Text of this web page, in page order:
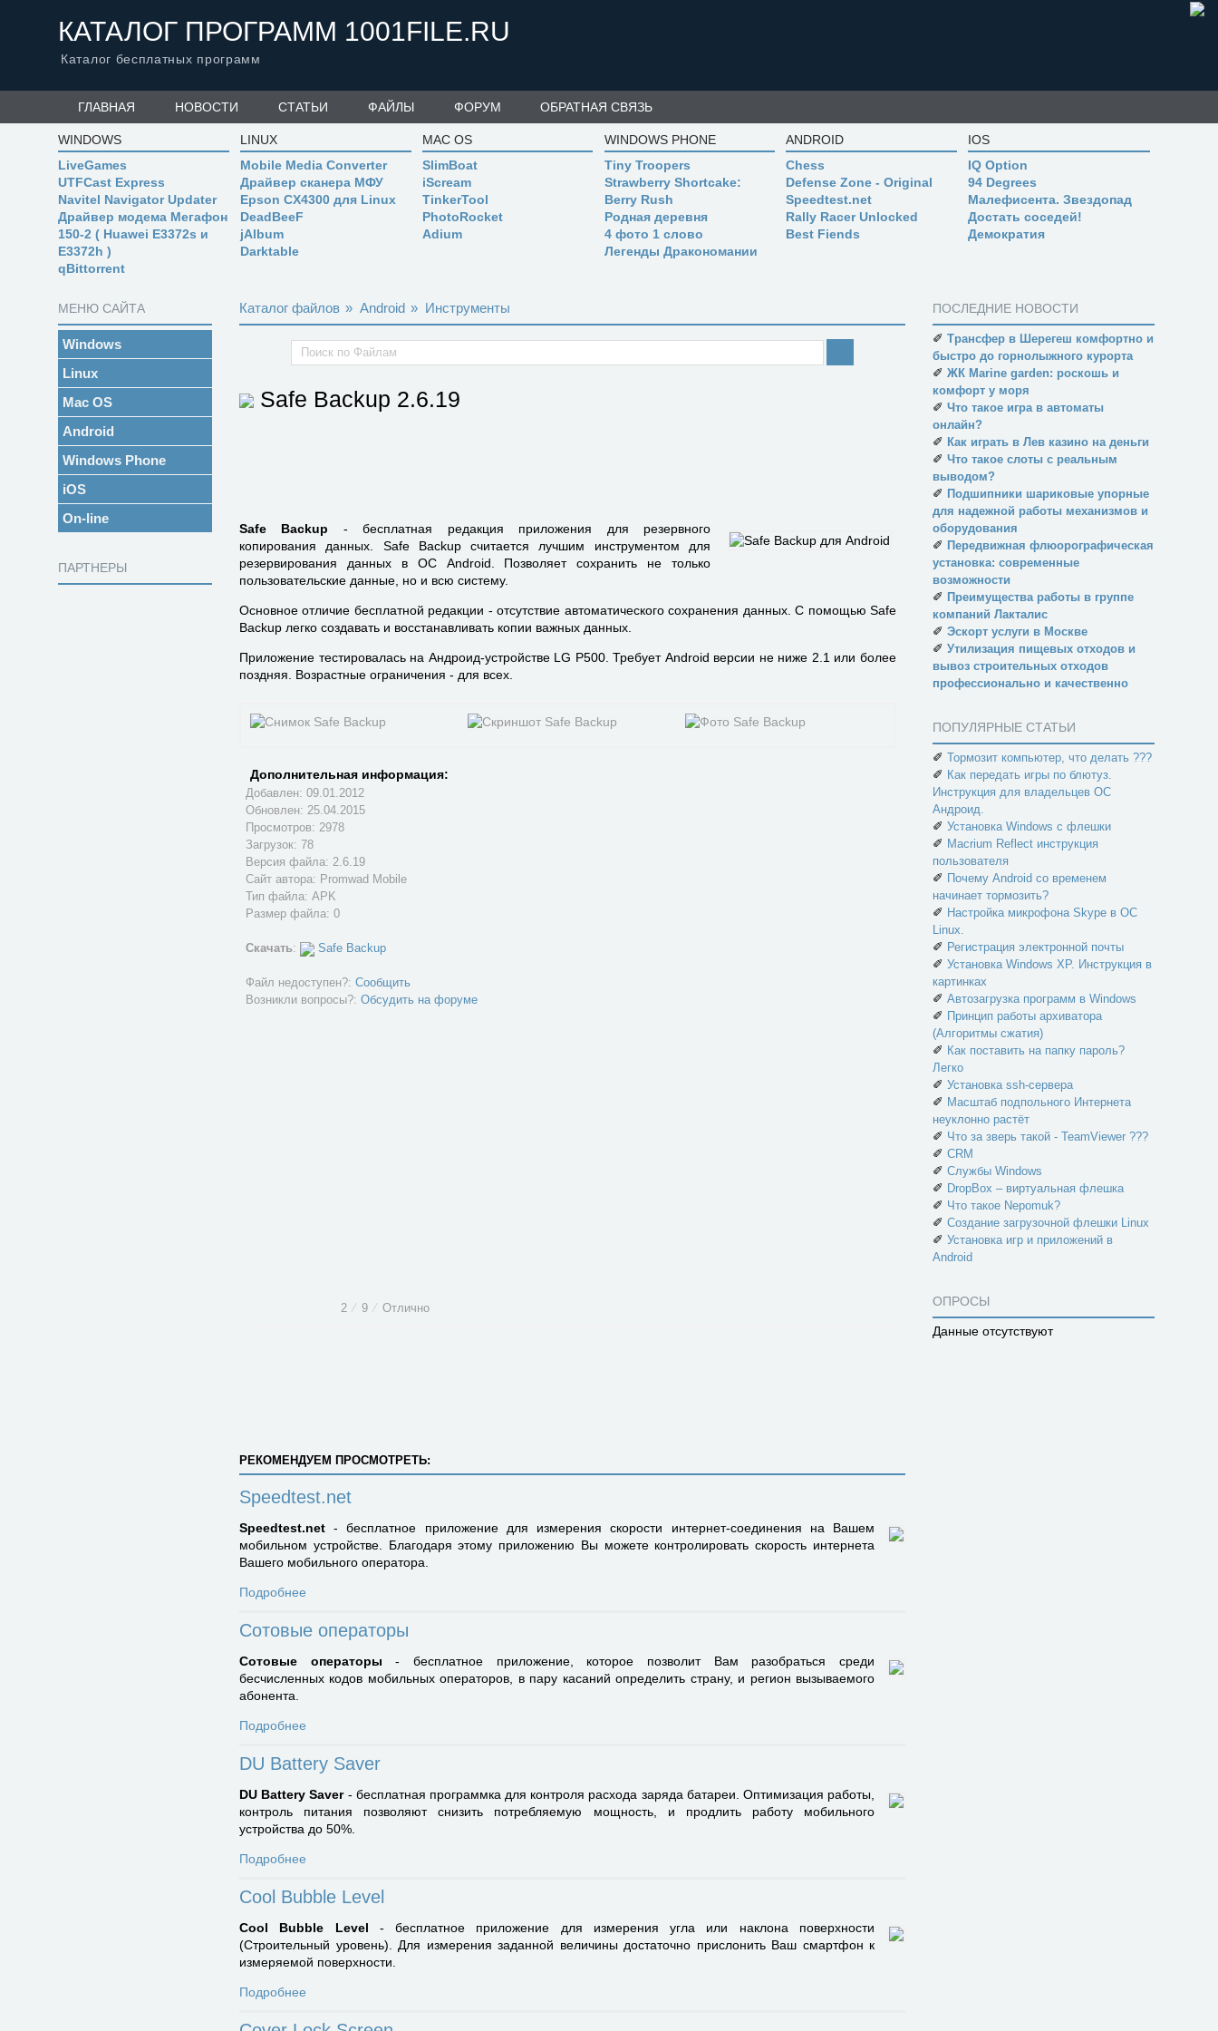
КАТАЛОГ ПРОГРАММ 1001FILE.RU
Каталог бесплатных программ
ГЛАВНАЯ НОВОСТИ СТАТЬИ ФАЙЛЫ ФОРУМ ОБРАТНАЯ СВЯЗЬ
WINDOWS
LiveGames
UTFCast Express
Navitel Navigator Updater
Драйвер модема Мегафон
150-2 ( Huawei E3372s и
E3372h )
qBittorrent
LINUX
Mobile Media Converter
Драйвер сканера МФУ
Epson CX4300 для Linux
DeadBeeF
jAlbum
Darktable
MAC OS
SlimBoat
iScream
TinkerTool
PhotoRocket
Adium
WINDOWS PHONE
Tiny Troopers
Strawberry Shortcake:
Berry Rush
Родная деревня
4 фото 1 слово
Легенды Дракономании
ANDROID
Chess
Defense Zone - Original
Speedtest.net
Rally Racer Unlocked
Best Fiends
IOS
IQ Option
94 Degrees
Малефисента. Звездопад
Достать соседей!
Демократия
МЕНЮ САЙТА
Windows
Linux
Mac OS
Android
Windows Phone
iOS
On-line
ПАРТНЕРЫ
Каталог файлов » Android » Инструменты
Safe Backup 2.6.19
Safe Backup - бесплатная редакция приложения для резервного
копирования данных. Safe Backup считается лучшим инструментом для
резервирования данных в ОС Android. Позволяет сохранить не только
пользовательские данные, но и всю систему.
Основное отличие бесплатной редакции - отсутствие автоматического сохранения данных. С помощью Safe
Backup легко создавать и восстанавливать копии важных данных.
Приложение тестировалась на Андроид-устройстве LG P500. Требует Android версии не ниже 2.1 или более
поздняя. Возрастные ограничения - для всех.
Дополнительная информация:
Добавлен: 09.01.2012
Обновлен: 25.04.2015
Просмотров: 2978
Загрузок: 78
Версия файла: 2.6.19
Сайт автора: Promwad Mobile
Тип файла: APK
Размер файла: 0
Скачать: Safe Backup
Файл недоступен?: Сообщить
Возникли вопросы?: Обсудить на форуме
2 ⁄ 9 ⁄ Отлично
РЕКОМЕНДУЕМ ПРОСМОТРЕТЬ:
Speedtest.net
Speedtest.net - бесплатное приложение для измерения скорости интернет-соединения на Вашем
мобильном устройстве. Благодаря этому приложению Вы можете контролировать скорость интернета
Вашего мобильного оператора.
Подробнее
Сотовые операторы
Сотовые операторы - бесплатное приложение, которое позволит Вам разобраться среди
бесчисленных кодов мобильных операторов, в пару касаний определить страну, и регион вызываемого
абонента.
Подробнее
DU Battery Saver
DU Battery Saver- бесплатная программка для контроля расхода заряда батареи. Оптимизация работы,
контроль питания позволяют снизить потребляемую мощность, и продлить работу мобильного
устройства до 50%.
Подробнее
Cool Bubble Level
Cool Bubble Level - бесплатное приложение для измерения угла или наклона поверхности
(Строительный уровень). Для измерения заданной величины достаточно прислонить Ваш смартфон к
измеряемой поверхности.
Подробнее
ПОСЛЕДНИЕ НОВОСТИ
✐ Трансфер в Шерегеш комфортно и
быстро до горнолыжного курорта
✐ ЖК Marine garden: роскошь и
комфорт у моря
✐ Что такое игра в автоматы
онлайн?
✐ Как играть в Лев казино на деньги
✐ Что такое слоты с реальным
выводом?
✐ Подшипники шариковые упорные
для надежной работы механизмов и
оборудования
✐ Передвижная флюорографическая
установка: современные
возможности
✐ Преимущества работы в группе
компаний Лакталис
✐ Эскорт услуги в Москве
✐ Утилизация пищевых отходов и
вывоз строительных отходов
профессионально и качественно
ПОПУЛЯРНЫЕ СТАТЬИ
✐ Тормозит компьютер, что делать ???
✐ Как передать игры по блютуз.
Инструкция для владельцев ОС
Андроид.
✐ Установка Windows с флешки
✐ Macrium Reflect инструкция
пользователя
✐ Почему Android со временем
начинает тормозить?
✐ Настройка микрофона Skype в ОС
Linux.
✐ Регистрация электронной почты
✐ Установка Windows XP. Инструкция в
картинках
✐ Автозагрузка программ в Windows
✐ Принцип работы архиватора
(Алгоритмы сжатия)
✐ Как поставить на папку пароль?
Легко
✐ Установка ssh-сервера
✐ Масштаб подпольного Интернета
неуклонно растёт
✐ Что за зверь такой - TeamViewer ???
✐ CRM
✐ Службы Windows
✐ DropBox – виртуальная флешка
✐ Что такое Nepomuk?
✐ Создание загрузочной флешки Linux
✐ Установка игр и приложений в
Android
ОПРОСЫ
Данные отсутствуют